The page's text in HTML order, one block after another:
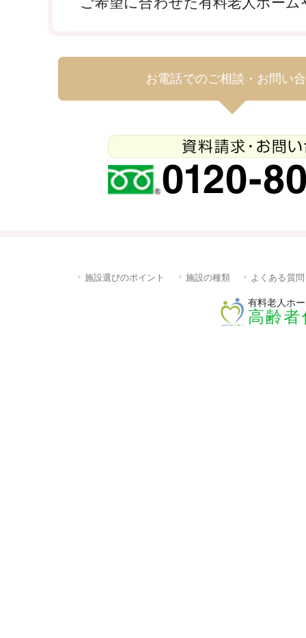
お電話でのご相談・お問い
施設選びのポイント 施設の種類 よくある質問
有料老人ホ
高齢